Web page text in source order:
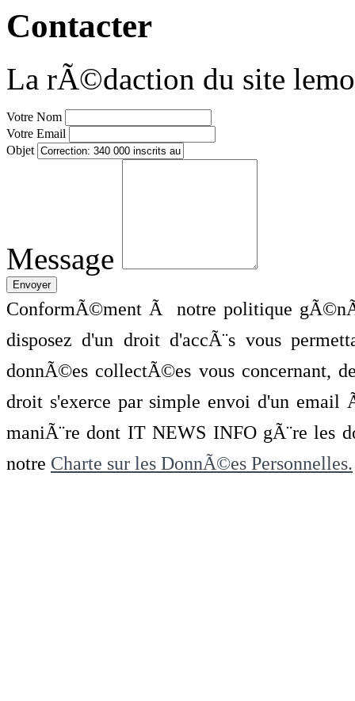
Contacter
La rÃ©daction du site
Votre Nom
Votre Email
Objet
Message
ConformÃ©ment Ã notre politique
disposez d'un droit d'accÃ¨s vous
donnÃ©es collectÃ©es vous concernant,
droit s'exerce par simple envoi d'un
maniÃ¨re dont IT NEWS INFO gÃ¨re les
notre Charte sur les DonnÃ©es Personnelles.